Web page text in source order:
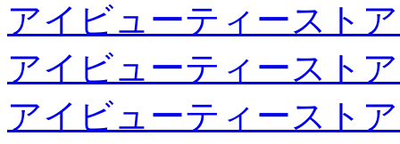
アイビューティースト
アイビューティースト
アイビューティースト